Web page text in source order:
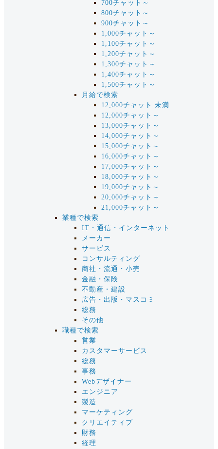
700チャット～
800チャット～
900チャット～
1,000チャット～
1,100チャット～
1,200チャット～
1,300チャット～
1,400チャット～
1,500チャット～
月給で検索
12,000チャット 未満
12,000チャット～
13,000チャット～
14,000チャット～
15,000チャット～
16,000チャット～
17,000チャット～
18,000チャット～
19,000チャット～
20,000チャット～
21,000チャット～
業種で検索
IT・通信・インターネット
メーカー
サービス
コンサルティング
商社・流通・小売
金融・保険
不動産・建設
広告・出版・マスコミ
総務
その他
職種で検索
営業
カスタマーサービス
総務
事務
Webデザイナー
エンジニア
製造
マーケティング
クリエイティブ
財務
経理